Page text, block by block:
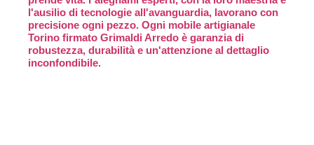
l'ausilio di tecnologie all'avanguardia, lavorano con
precisione ogni pezzo. Ogni mobile artigianale
Torino firmato Grimaldi Arredo è garanzia di
robustezza, durabilità e un'attenzione al dettaglio
inconfondibile.